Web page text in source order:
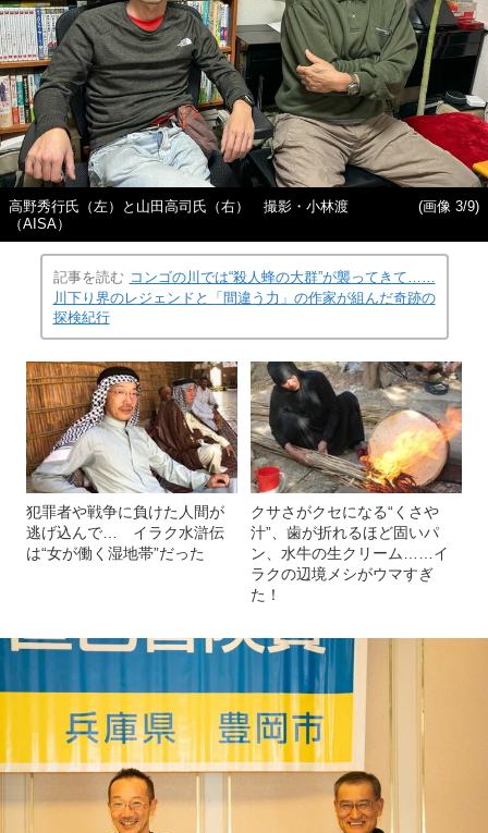
高野秀行氏（左）と山田高司氏（右） 撮影・小林渡
（AISA）
(画像 3/9)
記事を読む コンゴの川では“殺人蜂の大群”が襲ってきて……
川下り界のレジェンドと「間違う力」の作家が組んだ奇跡の
探検紀行
犯罪者や戦争に負けた人間が
逃げ込んで… イラク水滸伝
は“女が働く湿地帯”だった
クサさがクセになる“くさや
汁”、歯が折れるほど固いパ
ン、水牛の生クリーム……イ
ラクの辺境メシがウマすぎ
た！